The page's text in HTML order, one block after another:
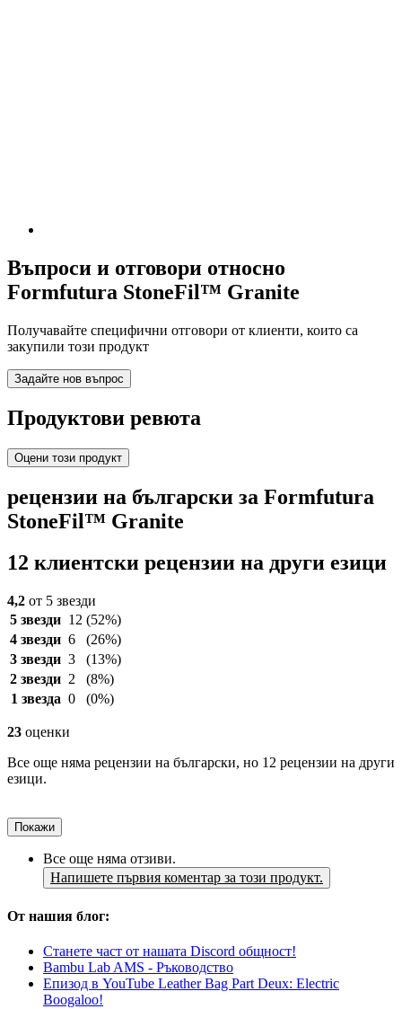
Въпроси и отговори относно
Formfutura StoneFil™ Granite
Получавайте специфични отговори от клиенти, които са
закупили този продукт
Задайте нов въпрос
Продуктови ревюта
Оцени този продукт
рецензии на български за Formfutura
StoneFil™ Granite
12 клиентски рецензии на други езици
4,2 от 5 звезди
5 звезди 12 (52%)
4 звезди 6
(26%)
3 звезди 3
(13%)
2 звезди 2
(8%)
1 звезда 0 (0%)
23 оценки
Все още няма рецензии на български, но 12 рецензии на други
езици.
Покажи
Все още няма отзиви.
Напишете първия коментар за този продукт.
От нашия блог:
Станете част от нашата Discord общност!
Bambu Lab AMS - Ръководство
Епизод в YouTube Leather Bag Part Deux: Electric
Boogaloo!